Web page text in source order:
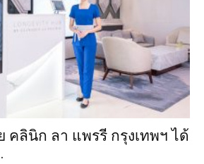
คลินิก ลา แพรรี กรุงเทพฯ ได้